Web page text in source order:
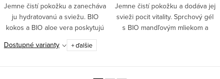
Jemne čistí pokožku a zanecháva
ju hydratovanú a sviežu. BIO
kokos a BIO aloe vera poskytujú
šetrné čistenie pokožky bez
vysušovania. Pomáha udržať
Dostupné varianty + ďalšie
Jemne čistí pokožku a dodáva jej
svieži pocit vitality. Sprchový gél
s BIO mandľovým mliekom a